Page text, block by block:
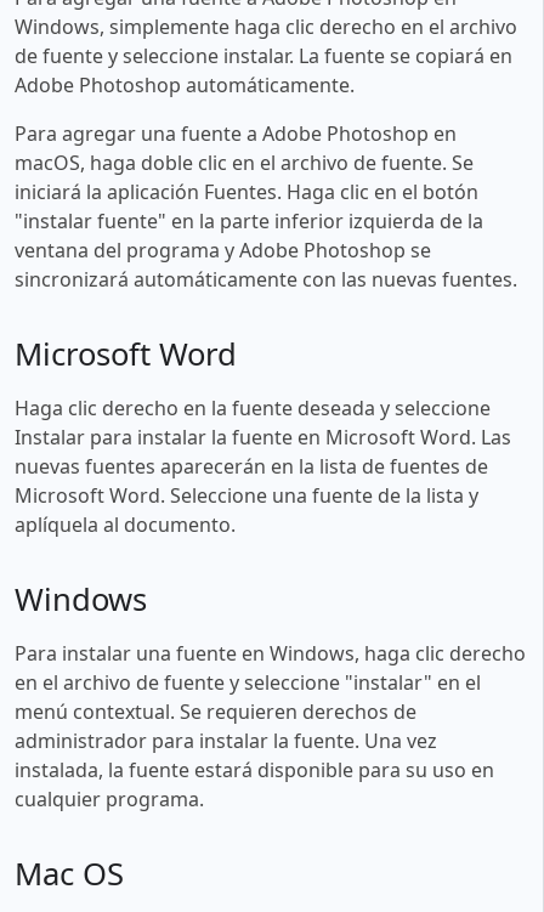
Windows, simplemente haga clic derecho en el archivo
de fuente y seleccione instalar. La fuente se copiará en
Adobe Photoshop automáticamente.
Para agregar una fuente a Adobe Photoshop en
macOS, haga doble clic en el archivo de fuente. Se
iniciará la aplicación Fuentes. Haga clic en el botón
"instalar fuente" en la parte inferior izquierda de la
ventana del programa y Adobe Photoshop se
sincronizará automáticamente con las nuevas fuentes.
Microsoft Word
Haga clic derecho en la fuente deseada y seleccione
Instalar para instalar la fuente en Microsoft Word. Las
nuevas fuentes aparecerán en la lista de fuentes de
Microsoft Word. Seleccione una fuente de la lista y
aplíquela al documento.
Windows
Para instalar una fuente en Windows, haga clic derecho
en el archivo de fuente y seleccione "instalar" en el
menú contextual. Se requieren derechos de
administrador para instalar la fuente. Una vez
instalada, la fuente estará disponible para su uso en
cualquier programa.
Mac OS